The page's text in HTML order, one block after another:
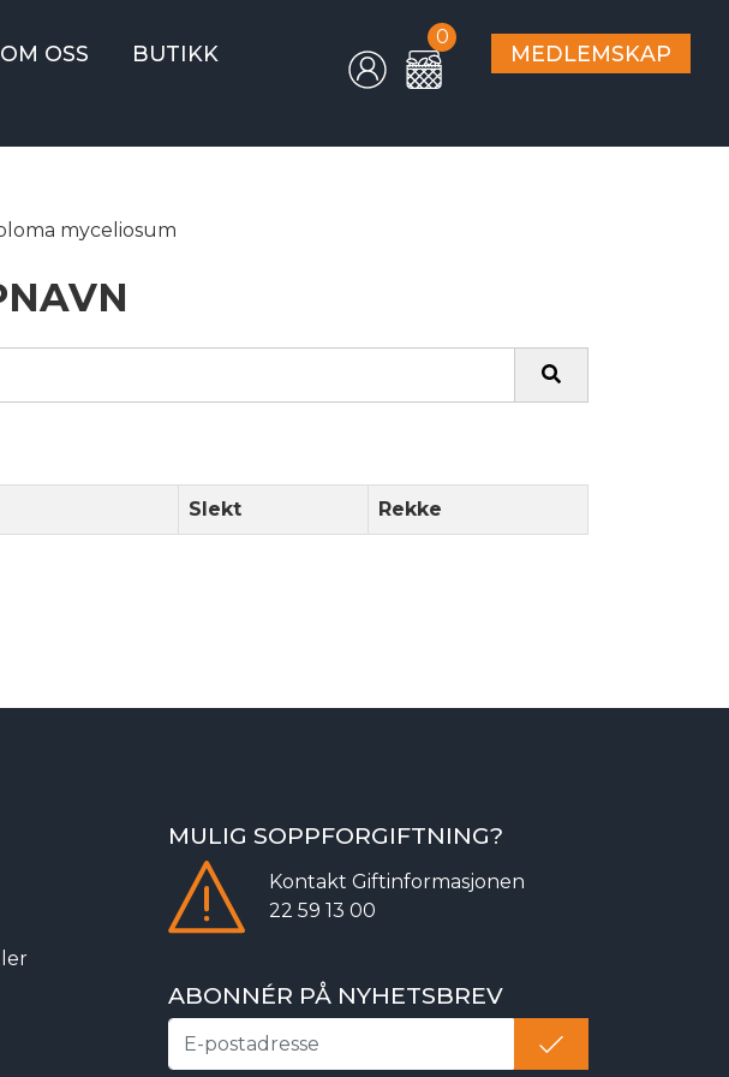
OM OSS BUTIKK
0
MEDLEMSKAP
myceliosum
Slekt Rekke
MULIG SOPPFORGIFTNING?
Kontakt Giftinformasjonen
22 59 13 00
ABONNÉR PÅ NYHETSBREV